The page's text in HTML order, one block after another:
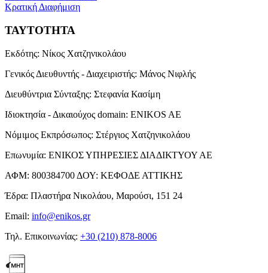
Κρατική Διαφήμιση
ΤΑΥΤΟΤΗΤΑ
Εκδότης: Νίκος Χατζηνικολάου
Γενικός Διευθυντής - Διαχειριστής: Μάνος Νιφλής
Διευθύντρια Σύνταξης: Στεφανία Κασίμη
Ιδιοκτησία - Δικαιούχος domain: ENIKOS AE
Νόμιμος Εκπρόσωπος: Στέργιος Χατζηνικολάου
Επωνυμία: ΕΝΙΚΟΣ ΥΠΗΡΕΣΙΕΣ ΔΙΑΔΙΚΤΥΟΥ ΑΕ
ΑΦΜ: 800384700 ΔΟΥ: ΚΕΦΟΔΕ ΑΤΤΙΚΗΣ
Έδρα: Πλαστήρα Νικολάου, Μαρούσι, 151 24
Email: info@enikos.gr
Τηλ. Επικοινωνίας: +30 (210) 878-8006